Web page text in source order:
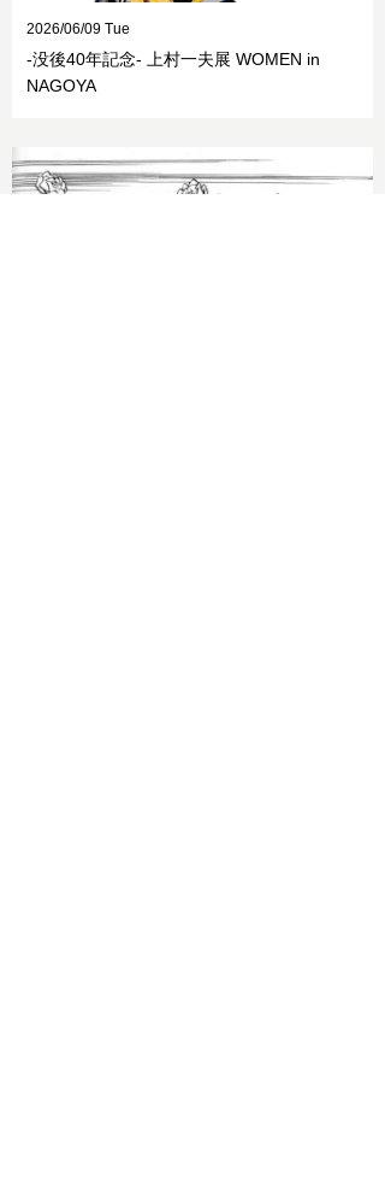
2026/06/09 Tue
-没後40年記念- 上村一夫展 WOMEN in
NAGOYA